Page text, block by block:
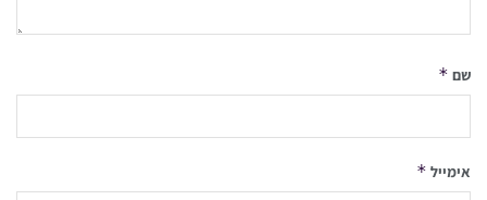
שם *
אימייל *